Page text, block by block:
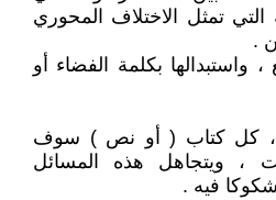
تمثل الاختلاف المحوري
.
واستبدالها بكلمة الفضاء أو
، كل كتاب ( أو نص ) سوف
، ويتجاهل هذه المسائل
فيه .